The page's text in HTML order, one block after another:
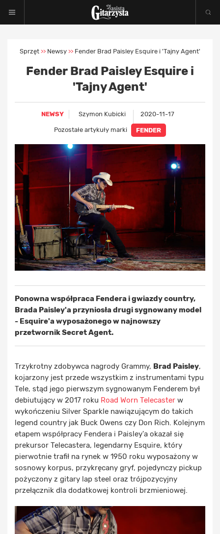
Sprzęt >> Newsy >> Fender Brad Paisley Esquire i 'Tajny Agent'
Fender Brad Paisley Esquire i
'Tajny Agent'
NEWSY Szymon Kubicki 2020-11-17
Pozostałe artykuły marki FENDER
Ponowna współpraca Fendera i gwiazdy country,
Brada Paisley'a przyniosła drugi sygnowany model
- Esquire'a wyposażonego w najnowszy
przetwornik Secret Agent.
Trzykrotny zdobywca nagrody Grammy, Brad Paisley,
kojarzony jest przede wszystkim z instrumentami typu
Tele, stąd jego pierwszym sygnowanym Fenderem był
debiutujący w 2017 roku Road Worn Telecaster w
wykończeniu Silver Sparkle nawiązującym do takich
legend country jak Buck Owens czy Don Rich. Kolejnym
etapem współpracy Fendera i Paisley'a okazał się
prekursor Telecastera, legendarny Esquire, który
pierwotnie trafił na rynek w 1950 roku wyposażony w
sosnowy korpus, przykręcany gryf, pojedynczy pickup
pożyczony z gitary lap steel oraz trójpozycyjny
przełącznik dla dodatkowej kontroli brzmieniowej.